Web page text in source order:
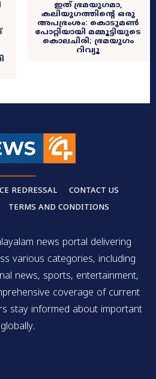
ഇത് ഭ്രമയുഗമാ,
കലിയുഗത്തിന്റെ ഒരു
അപഭ്രംശം: കൊടുമൺ
പോറ്റിയായി മമ്മൂട്ടിയുടെ
കൊലചിരി; ഭ്രമയുഗം
റിവ്യൂ
REDRESSAL
CONTACT US
TERMS AND CONDITIONS
news portal delivering
various categories, including
news, sports, entertainment,
coverage of current
stay informed about important